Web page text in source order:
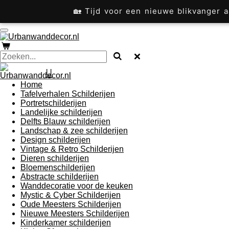
🏡 Tijd voor een nieuwe blikvanger
naar
de
hoofdinhoud
u
Home
Tafelverhalen Schilderijen
Portretschilderijen
Landelijke schilderijen
Delfts Blauw schilderijen
Landschap & zee schilderijen
Design schilderijen
Vintage & Retro Schilderijen
Dieren schilderijen
Bloemenschilderijen
Abstracte schilderijen
Wanddecoratie voor de keuken
Mystic & Cyber Schilderijen
Oude Meesters Schilderijen
Nieuwe Meesters Schilderijen
Kinderkamer schilderijen